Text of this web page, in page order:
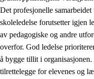
Det profesjonelle
skoleledelse forutsetter igjen
av pedagogiske og andre
overfor. God ledelse
å bygge tillit i
tilrettelegge for elevenes og